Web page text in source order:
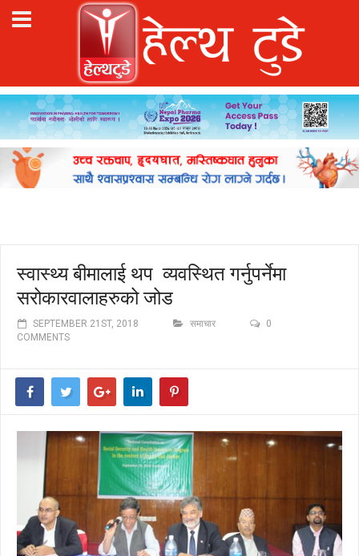
स्वास्थ्य बीमालाई थप व्यवस्थित गर्नुपर्नेमा
सरोकारवालाहरुको जोड
SEPTEMBER 21ST, 2018 समाचार
0
COMMENTS